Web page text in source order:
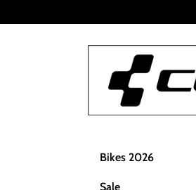
Bikes 2026
Sale